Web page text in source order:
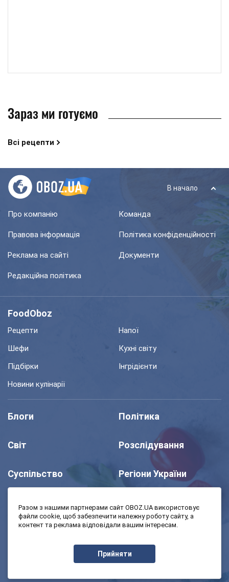
Зараз ми готуємо
Всі рецепти
В начало
Про компанію Команда
Правова інформація Політика конфіденційності
Реклама на сайті Документи
Редакційна політика
FoodOboz
Рецепти
Напої
Шефи
Кухні світу
Підбірки
Інгрідієнти
Новини кулінарії
Блоги Політика
Світ Розслідування
Суспільство Регіони України
Моя школа Авто
Економіка
Разом з нашими партнерами сайт OBOZ.UA використовує
файли cookie, щоб забезпечити належну роботу сайту, а
контент та реклама відповідали вашим інтересам.
Прийняти